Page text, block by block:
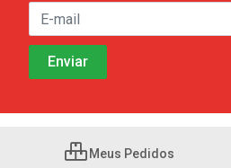
Meus Pedidos